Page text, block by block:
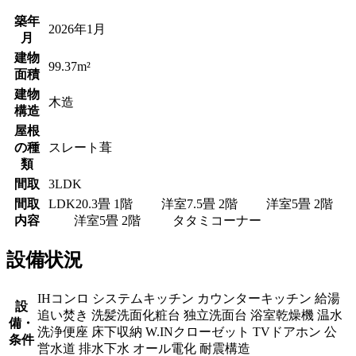
築年
月
2026年1月
建物
面積
99.37m²
建物
構造
木造
屋根
の種
類
スレート葺
間取
3LDK
間取
内容
LDK20.3畳 1階 洋室7.5畳 2階 洋室5畳 2階
洋室5畳 2階 タタミコーナー
設備状況
設
備・
条件
IHコンロ システムキッチン カウンターキッチン 給湯
追い焚き 洗髪洗面化粧台 独立洗面台 浴室乾燥機 温水
洗浄便座 床下収納 W.INクローゼット TVドアホン 公
営水道 排水下水 オール電化 耐震構造